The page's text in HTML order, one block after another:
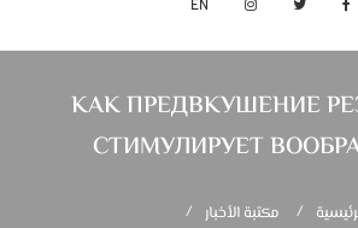
EN
КАК ПРЕДВКУШЕНИЕ
СТИМУЛИРУЕТ
مكتبة الأخبار